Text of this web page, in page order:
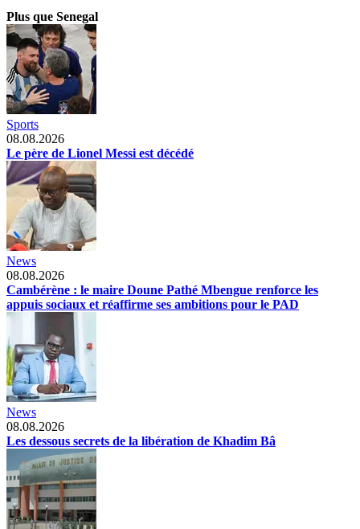
Plus que Senegal
Sports
08.08.2026
Le père de Lionel Messi est décédé
News
08.08.2026
Cambérène : le maire Doune Pathé Mbengue renforce les
appuis sociaux et réaffirme ses ambitions pour le PAD
News
08.08.2026
Les dessous secrets de la libération de Khadim Bâ